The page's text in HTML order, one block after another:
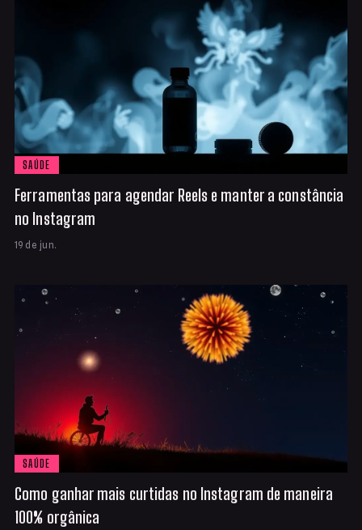
SAÚDE
Ferramentas para agendar Reels e manter a constância
no Instagram
19 de jun.
SAÚDE
Como ganhar mais curtidas no Instagram de maneira
100% orgânica